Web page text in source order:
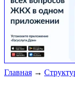
Главная →